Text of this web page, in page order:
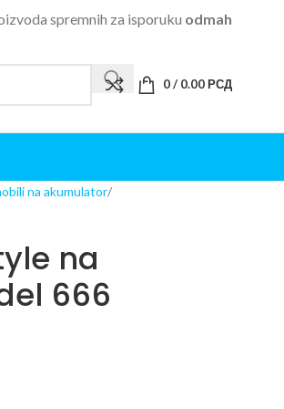
spremnih za isporuku odmah
0/ 0.00РСД
na akumulator
na
666